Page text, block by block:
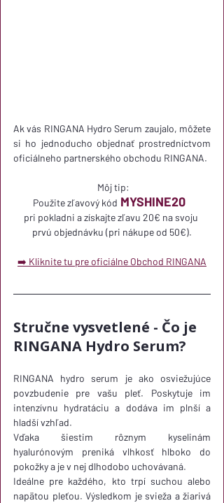
Ak vás RINGANA Hydro Serum zaujalo, môžete
si ho jednoducho objednať prostredníctvom
oficiálneho partnerského obchodu RINGANA.
Môj tip:
Použite zľavový kód MYSHINE20
pri pokladni a získajte zľavu 20€ na svoju
prvú objednávku (pri nákupe od 50€).
➡️ Kliknite tu pre oficiálne Obchod RINGANA
Stručne vysvetlené - Čo je
RINGANA Hydro Serum?
RINGANA hydro serum je ako osviežujúce
povzbudenie pre vašu pleť. Poskytuje im
intenzívnu hydratáciu a dodáva im plnší a
hladší vzhľad.
Vďaka šiestim rôznym kyselinám
hyalurónovým preniká vlhkosť hlboko do
pokožky a je v nej dlhodobo uchovávaná.
Ideálne pre každého, kto trpí suchou alebo
napätou pleťou. Výsledkom je svieža a žiarivá